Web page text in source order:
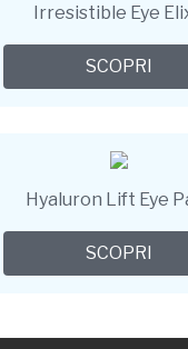
Irresistible Eye
SCOPRI
Hyaluron Lift Eye
SCOPRI